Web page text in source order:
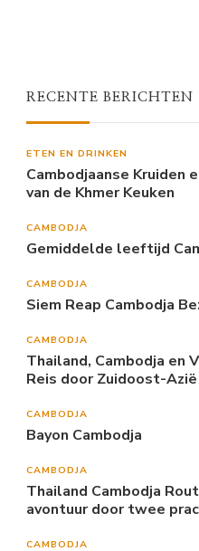
RECENTE BERICHTEN
ETEN EN DRINKEN
Cambodjaanse Kruiden
van de Khmer Keuken
CAMBODJA
Gemiddelde leeftijd
CAMBODJA
Siem Reap Cambodja
CAMBODJA
Thailand, Cambodja en
Reis door Zuidoost-Azië
CAMBODJA
Bayon Cambodja
CAMBODJA
Thailand Cambodja
avontuur door twee
CAMBODJA